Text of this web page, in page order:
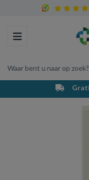
Toggle navigation
Waar bent u naar op zoek?
Winkelwagen
Uw